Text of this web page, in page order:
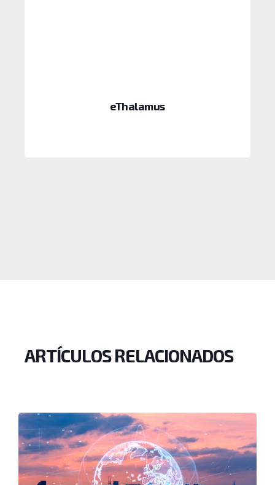
eThalamus
ARTÍCULOS RELACIONADOS